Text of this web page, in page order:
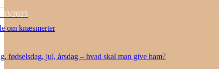
03/2023
om knæsmerter
fødselsdag, jul, årsdag – hvad skal man give ham?